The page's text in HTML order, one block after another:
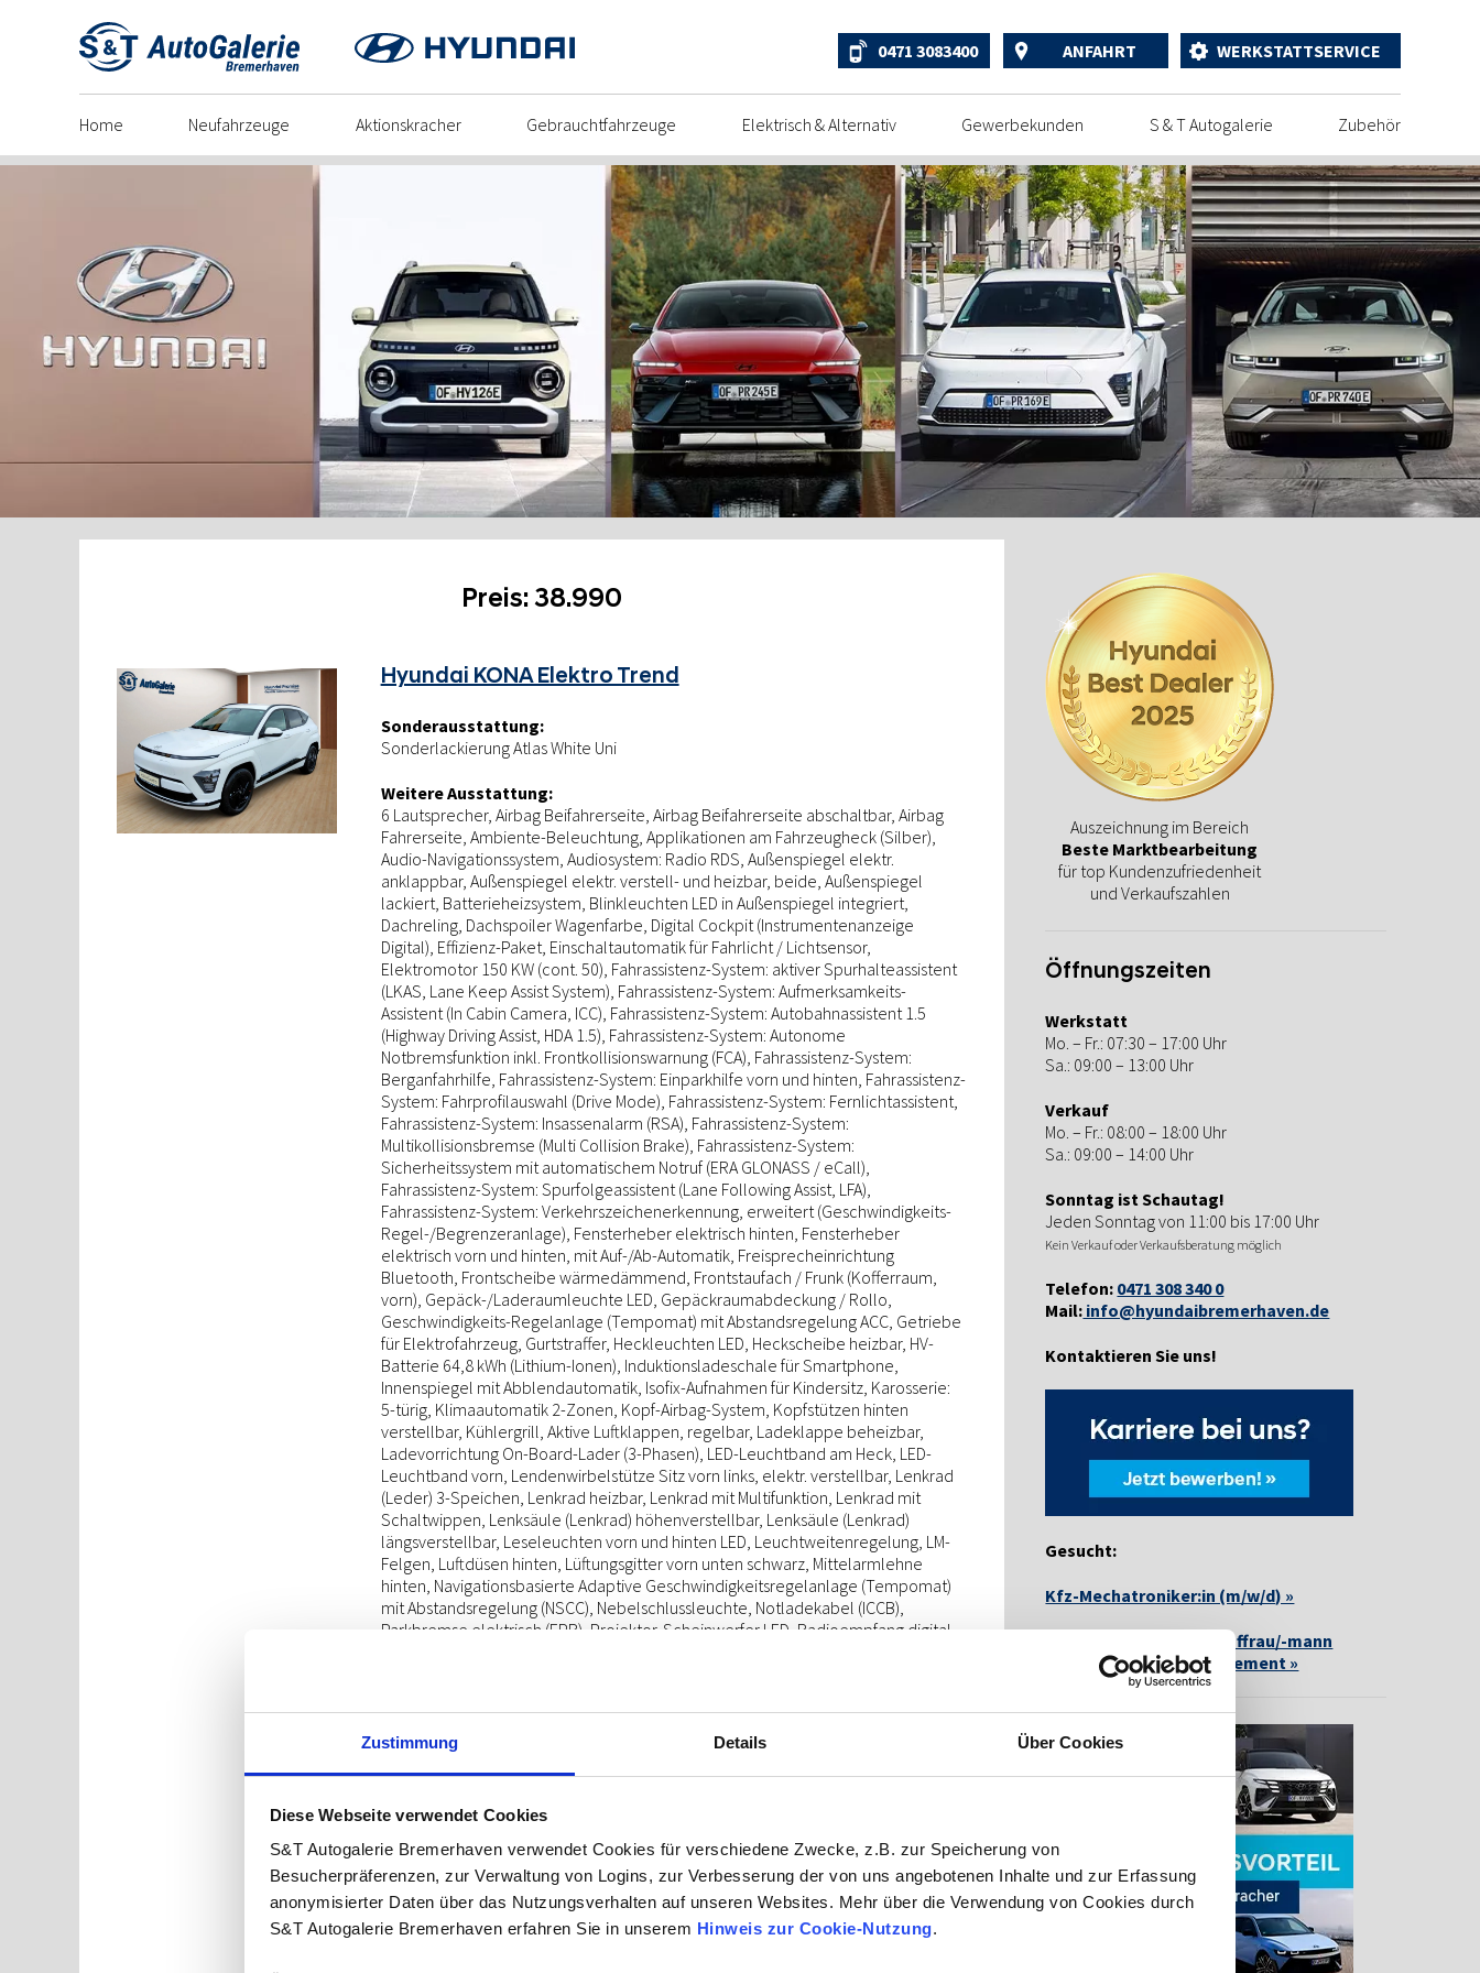
Zustimmung Details Über Cookies
Diese Webseite verwendet Cookies
S&T Autogalerie Bremerhaven verwendet Cookies für verschiedene Zwecke, z.B. zur Speicherung von
Besucherpräferenzen, zur Verwaltung von Logins, zur Verbesserung der von uns angebotenen Inhalte und zur Erfassung
anonymisierter Daten über das Nutzungsverhalten auf unseren Websites. Mehr über die Verwendung von Cookies durch
S&T Autogalerie Bremerhaven erfahren Sie in unserem Hinweis zur Cookie-Nutzung.
0471 3083400 ANFAHRT WERKSTATTSERVICE
Home Neufahrzeuge Aktionskracher Gebrauchtfahrzeuge Elektrisch & Alternativ Gewerbekunden S & T Autogalerie Zubehör
Preis: 38.990
Hyundai KONA Elektro Trend
Sonderausstattung:
Sonderlackierung Atlas White Uni
Weitere Ausstattung:
6 Lautsprecher, Airbag Beifahrerseite, Airbag Beifahrerseite abschaltbar, Airbag
Fahrerseite, Ambiente-Beleuchtung, Applikationen am Fahrzeugheck (Silber),
Audio-Navigationssystem, Audiosystem: Radio RDS, Außenspiegel elektr.
anklappbar, Außenspiegel elektr. verstell- und heizbar, beide, Außenspiegel
lackiert, Batterieheizsystem, Blinkleuchten LED in Außenspiegel integriert,
Dachreling, Dachspoiler Wagenfarbe, Digital Cockpit (Instrumentenanzeige
Digital), Effizienz-Paket, Einschaltautomatik für Fahrlicht / Lichtsensor,
Elektromotor 150 KW (cont. 50), Fahrassistenz-System: aktiver Spurhalteassistent
(LKAS, Lane Keep Assist System), Fahrassistenz-System: Aufmerksamkeits-
Assistent (In Cabin Camera, ICC), Fahrassistenz-System: Autobahnassistent 1.5
(Highway Driving Assist, HDA 1.5), Fahrassistenz-System: Autonome
Notbremsfunktion inkl. Frontkollisionswarnung (FCA), Fahrassistenz-System:
Berganfahrhilfe, Fahrassistenz-System: Einparkhilfe vorn und hinten, Fahrassistenz-
System: Fahrprofilauswahl (Drive Mode), Fahrassistenz-System: Fernlichtassistent,
Fahrassistenz-System: Insassenalarm (RSA), Fahrassistenz-System:
Multikollisionsbremse (Multi Collision Brake), Fahrassistenz-System:
Sicherheitssystem mit automatischem Notruf (ERA GLONASS / eCall),
Fahrassistenz-System: Spurfolgeassistent (Lane Following Assist, LFA),
Fahrassistenz-System: Verkehrszeichenerkennung, erweitert (Geschwindigkeits-
Regel-/Begrenzeranlage), Fensterheber elektrisch hinten, Fensterheber
elektrisch vorn und hinten, mit Auf-/Ab-Automatik, Freisprecheinrichtung
Bluetooth, Frontscheibe wärmedämmend, Frontstaufach / Frunk (Kofferraum,
vorn), Gepäck-/Laderaumleuchte LED, Gepäckraumabdeckung / Rollo,
Geschwindigkeits-Regelanlage (Tempomat) mit Abstandsregelung ACC, Getriebe
für Elektrofahrzeug, Gurtstraffer, Heckleuchten LED, Heckscheibe heizbar, HV-
Batterie 64,8 kWh (Lithium-Ionen), Induktionsladeschale für Smartphone,
Innenspiegel mit Abblendautomatik, Isofix-Aufnahmen für Kindersitz, Karosserie:
5-türig, Klimaautomatik 2-Zonen, Kopf-Airbag-System, Kopfstützen hinten
verstellbar, Kühlergrill, Aktive Luftklappen, regelbar, Ladeklappe beheizbar,
Ladevorrichtung On-Board-Lader (3-Phasen), LED-Leuchtband am Heck, LED-
Leuchtband vorn, Lendenwirbelstütze Sitz vorn links, elektr. verstellbar, Lenkrad
(Leder) 3-Speichen, Lenkrad heizbar, Lenkrad mit Multifunktion, Lenkrad mit
Schaltwippen, Lenksäule (Lenkrad) höhenverstellbar, Lenksäule (Lenkrad)
längsverstellbar, Leseleuchten vorn und hinten LED, Leuchtweitenregelung, LM-
Felgen, Luftdüsen hinten, Lüftungsgitter vorn unten schwarz, Mittelarmlehne
hinten, Navigationsbasierte Adaptive Geschwindigkeitsregelanlage (Tempomat)
mit Abstandsregelung (NSCC), Nebelschlussleuchte, Notladekabel (ICCB),
Parkbremse elektrisch (EPB), Projektor-Scheinwerfer LED, Radioempfang digital
/ Regelung, Seitenairbag vorn, Seitenairbag vorn mitte (Central Airbag), Service-
System: Online Update OTA (Over The Air), Service-System: Plug & Charge,
höhenverstellbar, Sitz vorn links höhenverstellbar, Sitz vorn rechts
höhenverstellbar, Sitzbezug / Polsterung: Stoff, Sitzheizung vorn, Smartphone
Schnittstelle (Apple CarPlay & Android Auto), Sonnenblenden mit Spiegel
(beleuchtet), Start-Stop-Knopf, Start/Stop-Anlage, Stoßfänger vorn mit
Applikationen (Silber), Touchscreen-Farbdisplay (12,25 Zoll), Türgriffe außen
Wagenfarbe, USB-Anschluss (Typ C, 2-fach), USB-Anschluss Mittelkonsole, USB-
Ladeanschlüsse (2-fach, Typ C) für 2.Sitzreihe, Verglasung Akustikglas, Verglasung
getönt, Verglasung hinten abgedunkelt (Privacy Glass), Vorheizsystem für Batterie,
Auszeichnung im Bereich
Beste Marktbearbeitung
für top Kundenzufriedenheit
und Verkaufszahlen
Öffnungszeiten
Werkstatt
Mo. – Fr.: 07:30 – 17:00 Uhr
Sa.: 09:00 – 13:00 Uhr
Verkauf
Mo. – Fr.: 08:00 – 18:00 Uhr
Sa.: 09:00 – 14:00 Uhr
Sonntag ist Schautag!
Jeden Sonntag von 11:00 bis 17:00 Uhr
Kein Verkauf oder Verkaufsberatung möglich
Telefon: 0471 308 340 0
Mail: info@hyundaibremerhaven.de
Kontaktieren Sie uns!
Gesucht:
Kfz-Mechatroniker:in (m/w/d) »
Ausbildung zur/zum Kauffrau/-mann
(m/w/d) für Büromanagement »